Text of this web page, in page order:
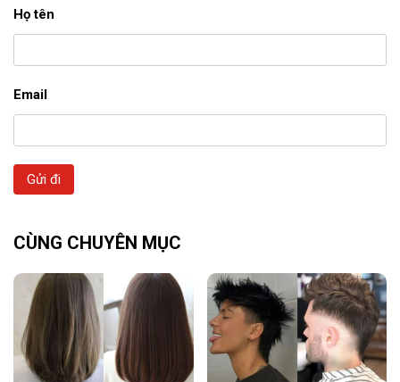
Họ tên
Email
Gửi đi
CÙNG CHUYÊN MỤC